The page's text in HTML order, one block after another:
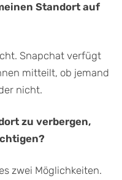
Standort auf
Snapchat verfügt
mitteilt, ob jemand
nicht.
zu verbergen,
zwei Möglichkeiten.